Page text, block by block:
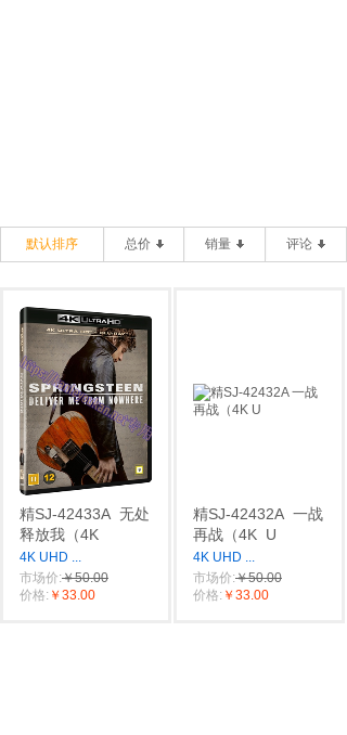
默认排序 总价 销量 评论
精SJ-42433A 无处
释放我（4K
4K UHD ...
市场价:￥50.00
价格: ￥33.00
精SJ-42432A 一战
再战（4K U
4K UHD ...
市场价:￥50.00
价格: ￥33.00